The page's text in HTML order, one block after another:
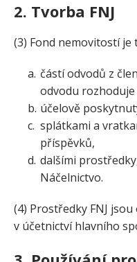
2. Tvorba FNJ
(3) Fond nemovitostí je
částí odvodů z
odvodu
účelově
splátkami a
příspěvků,
dalšími
Náčelnictvo.
(4) Prostředky FNJ
v účetnictví hlavního